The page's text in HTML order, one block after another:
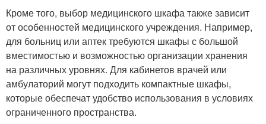
Кроме того, выбор медицинского шкафа также зависит
от особенностей медицинского учреждения. Например,
для больниц или аптек требуются шкафы с большой
вместимостью и возможностью организации хранения
на различных уровнях. Для кабинетов врачей или
амбулаторий могут подходить компактные шкафы,
которые обеспечат удобство использования в условиях
ограниченного пространства.